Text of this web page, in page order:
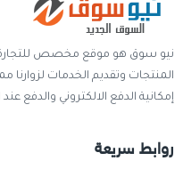
نيو سوق هو موقع مخصص للتجارة
المنتجات وتقديم الخدمات
إمكانية الدفع الالكتروني والدفع
روابط سريعة